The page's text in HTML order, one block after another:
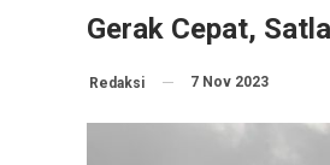
Gerak Cepat,
Redaksi 7 Nov 2023